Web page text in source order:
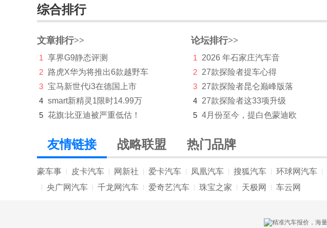
综合排行
文章排行>>
1
享界G9静态评测
2 路虎X华为将推出6款越野车
3 宝马新世代i3在德国上市
4 smart新精灵1限时14.99万
5 花旗:比亚迪被严重低估！
论坛排行>>
1
2026 年石家庄汽车音
2 27款探险者提车心得
3 27款探险者昆仑巅峰版落
4 27款探险者这33项升级
5 4月份至今，提白色蒙迪欧
友情链接 战略联盟 热门品牌
豪车事 皮卡汽车 网新社 爱卡汽车 凤凰汽车 搜狐汽车 环球网汽车
央广网汽车 千龙网汽车 爱奇艺汽车 珠宝之家 天极网 车云网